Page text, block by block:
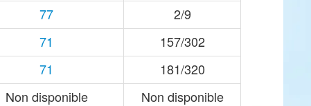
77
2/9
71
157/302
71
181/320
Non disponible
Non disponible